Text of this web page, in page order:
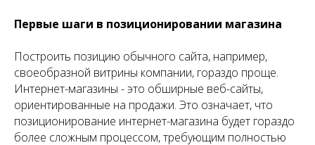
Первые шаги в позиционировании магазина
Построить позицию обычного сайта, например,
своеобразной витрины компании, гораздо проще.
Интернет-магазины - это обширные веб-сайты,
ориентированные на продажи. Это означает, что
позиционирование интернет-магазина будет гораздо
более сложным процессом, требующим полностью